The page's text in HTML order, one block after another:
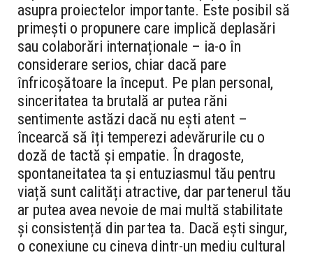
asupra proiectelor importante. Este posibil să
primești o propunere care implică deplasări
sau colaborări internaționale – ia-o în
considerare serios, chiar dacă pare
înfricoșătoare la început. Pe plan personal,
sinceritatea ta brutală ar putea răni
sentimente astăzi dacă nu ești atent –
încearcă să îți temperezi adevărurile cu o
doză de tactă și empatie. În dragoste,
spontaneitatea ta și entuziasmul tău pentru
viață sunt calități atractive, dar partenerul tău
ar putea avea nevoie de mai multă stabilitate
și consistență din partea ta. Dacă ești singur,
o conexiune cu cineva dintr-un mediu cultural